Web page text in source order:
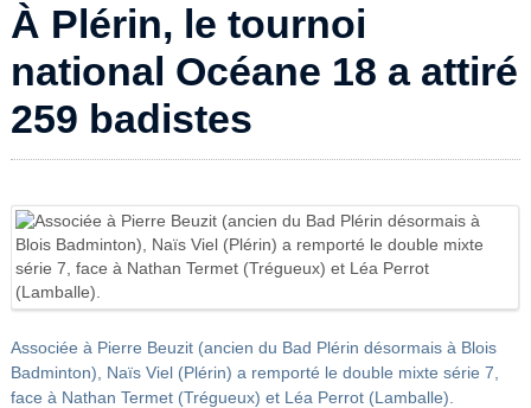
À Plérin, le tournoi
national Océane 18 a attiré
259 badistes
Associée à Pierre Beuzit (ancien du Bad Plérin désormais à Blois
Badminton), Naïs Viel (Plérin) a remporté le double mixte série 7,
face à Nathan Termet (Trégueux) et Léa Perrot (Lamballe).